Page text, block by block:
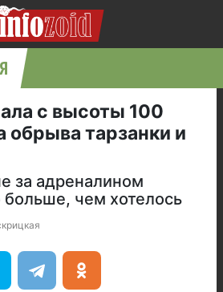
с высоты 100
обрыва тарзанки и
за адреналином
больше, чем хотелось